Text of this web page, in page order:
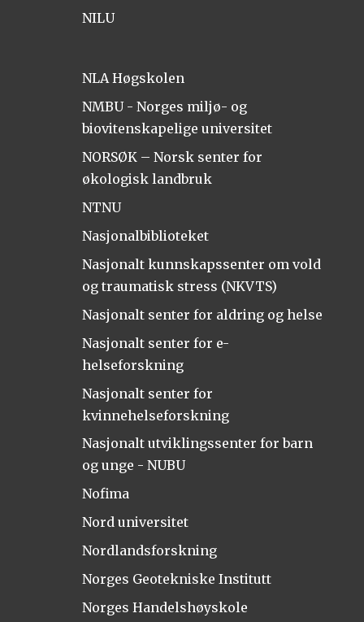
NILU
NLA Høgskolen
NMBU - Norges miljø- og
biovitenskapelige universitet
NORSØK – Norsk senter for
økologisk landbruk
NTNU
Nasjonalbiblioteket
Nasjonalt kunnskapssenter om vold
og traumatisk stress (NKVTS)
Nasjonalt senter for aldring og helse
Nasjonalt senter for e-
helseforskning
Nasjonalt senter for
kvinnehelseforskning
Nasjonalt utviklingssenter for barn
og unge - NUBU
Nofima
Nord universitet
Nordlandsforskning
Norges Geotekniske Institutt
Norges Handelshøyskole